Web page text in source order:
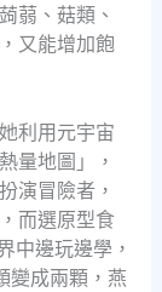
蒻、菇類、
又能增加飽
利用元宇宙
量地圖」，
演冒險者，
而選原型食
中邊玩邊學，
變成兩顆，燕